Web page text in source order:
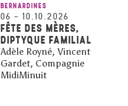
BERNARDINES
06 – 10.10.2026
FÊTE DES MÈRES,
DIPTYQUE FAMILIAL
Adèle Royné, Vincent
Gardet, Compagnie
MidiMinuit